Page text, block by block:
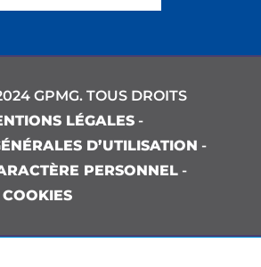
GPMG. TOUS DROITS
LÉGALES -
D’UTILISATION -
PERSONNEL -